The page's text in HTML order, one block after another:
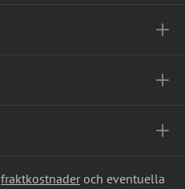
fraktkostnader och eventuella